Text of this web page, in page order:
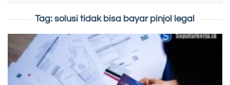
Tag:solusi tidak bisa bayar pinjol legal